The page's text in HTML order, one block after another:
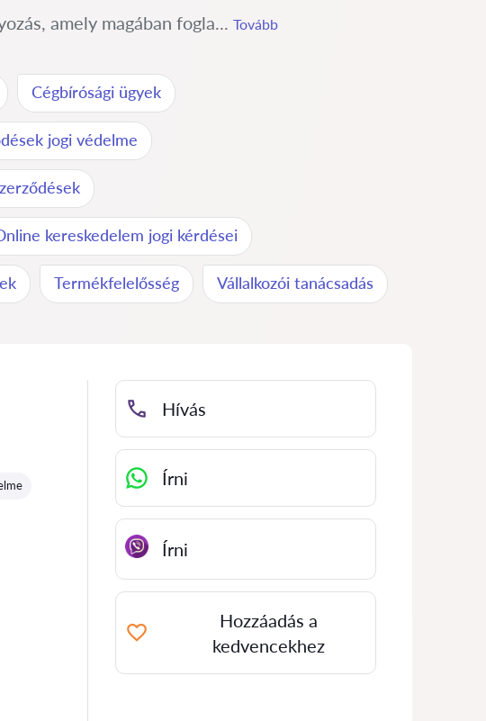
amely magában fogla... Tovább
Cégbírósági ügyek
jogi védelme
kereskedelem jogi kérdései
Termékfelelősség Vállalkozói tanácsadás
Hívás
Írni
Írni
Hozzáadás a
kedvencekhez